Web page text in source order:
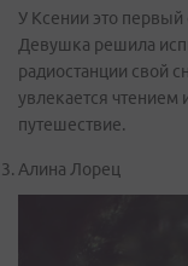
У Ксении это первый
Девушка решила
радиостанции свой
увлекается чтением
путешествие.
Алина Лорец